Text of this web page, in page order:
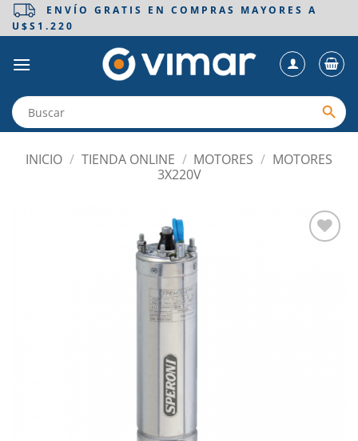
Saltar
ENVÍO GRATIS EN COMPRAS MAYORES A
U$S1.220
INICIO / TIENDA ONLINE / MOTORES / MOTORES
3X220V